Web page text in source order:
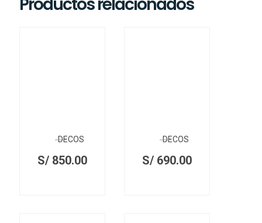
DECOS
S/ 850.00
DECOS
S/ 690.00